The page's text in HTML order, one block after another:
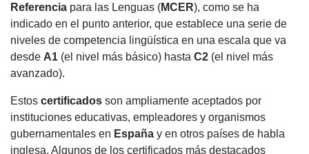
Referencia para las Lenguas (MCER), como se ha
indicado en el punto anterior, que establece una serie de
niveles de competencia lingüística en una escala que va
desde A1 (el nivel más básico) hasta C2 (el nivel más
avanzado).
Estos certificados son ampliamente aceptados por
instituciones educativas, empleadores y organismos
gubernamentales en España y en otros países de habla
inglesa. Algunos de los certificados más destacados